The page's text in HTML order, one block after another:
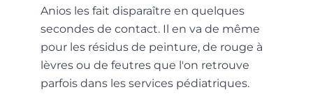
Anios les fait disparaître en quelques
secondes de contact. Il en va de même
pour les résidus de peinture, de rouge à
lèvres ou de feutres que l'on retrouve
parfois dans les services pédiatriques.